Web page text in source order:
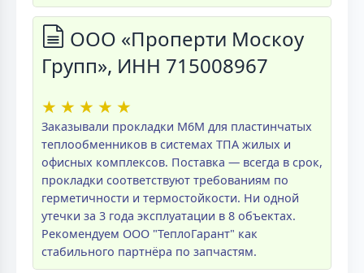
ООО «Проперти Москоу
Групп», ИНН 715008967
★ ★ ★ ★ ★
Заказывали прокладки M6M для пластинчатых
теплообменников в системах ТПА жилых и
офисных комплексов. Поставка — всегда в срок,
прокладки соответствуют требованиям по
герметичности и термостойкости. Ни одной
утечки за 3 года эксплуатации в 8 объектах.
Рекомендуем ООО "ТеплоГарант" как
стабильного партнёра по запчастям.